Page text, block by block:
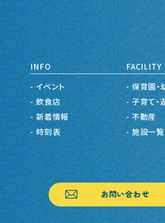
INFO
イベント
飲食店
新着情報
時刻表
FACILITY
保育園・
子育て・
不動産
施設一覧
お問い合わせ